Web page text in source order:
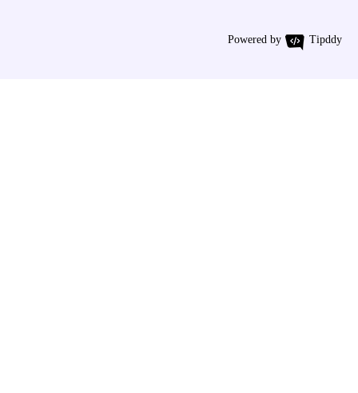
Powered by Tipddy